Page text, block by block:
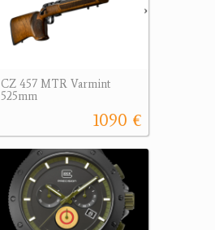
CZ 457 MTR Varmint
525mm
1090 €